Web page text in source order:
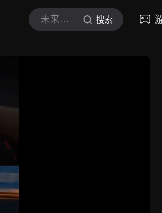
未来科技观 搜索